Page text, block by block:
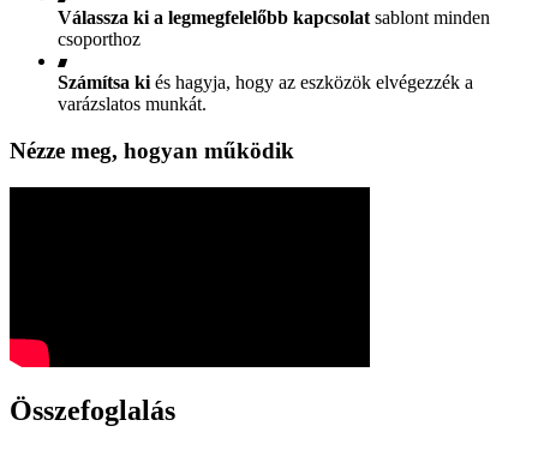
Válassza ki a legmegfelelőbb kapcsolat sablont minden
csoporthoz
Számítsa ki és hagyja, hogy az eszközök elvégezzék a
varázslatos munkát.
Nézze meg, hogyan működik
Összefoglalás